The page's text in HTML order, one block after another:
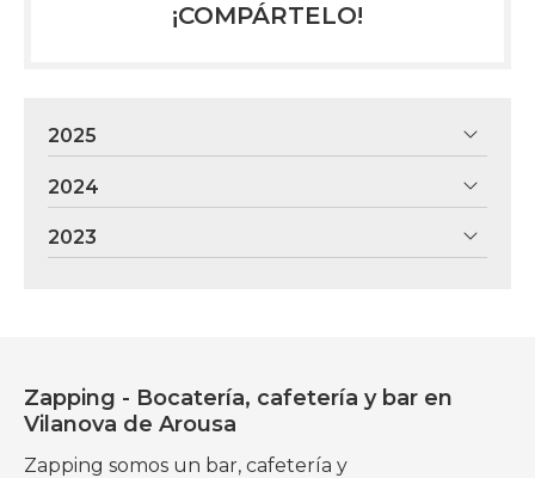
¡COMPÁRTELO!
2025
2024
2023
Zapping - Bocatería, cafetería y bar en
Vilanova de Arousa
Zapping somos un bar, cafetería y